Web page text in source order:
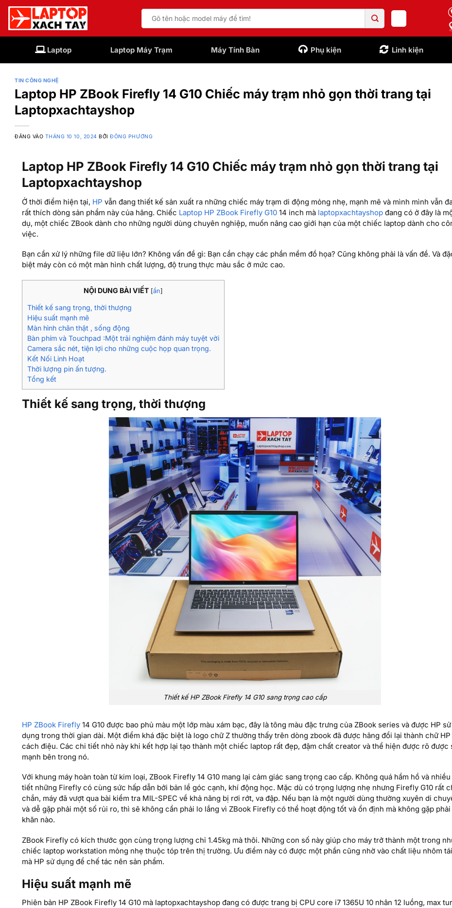
Bỏ
qua
nội
dung
Tìm
kiếm:
Laptop Laptop Máy Trạm Máy Tính Bàn Phụ kiện Linh kiện
TIN CÔNG NGHỆ
Laptop HP ZBook Firefly 14 G10 Chiếc máy trạm nhỏ gọn thời trang tại
Laptopxachtayshop
ĐĂNG VÀO THÁNG 10 10, 2024 BỞIĐÔNG PHƯƠNG
Laptop HP ZBook Firefly 14 G10 Chiếc máy trạm nhỏ gọn thời trang tại
Laptopxachtayshop
Ở thời điểm hiện tại, HP vẫn đang thiết kế sản xuất ra những chiếc máy trạm di động mỏng nhẹ, mạnh mẽ và mình mình vẫn
rất thích dòng sản phẩm này của hãng. Chiếc Laptop HP ZBook Firefly G10 14 inch mà laptopxachtayshop đang có ở đây là
dụ, một chiếc ZBook dành cho những người dùng chuyên nghiệp, muốn nâng cao giới hạn của một chiếc laptop dành cho
việc.
Bạn cần xử lý những file dữ liệu lớn? Không vấn đề gì: Bạn cần chạy các phần mềm đồ họa? Cũng không phải là vấn đề. Và
biệt máy còn có một màn hình chất lượng, độ trung thực màu sắc ở mức cao.
NỘI DUNG BÀI VIẾT [ẩn]
Thiết kế sang trọng, thời thượng
Hiệu suất mạnh mẽ
Màn hình chân thật , sống động
Bàn phím và Touchpad :Một trải nghiệm đánh máy tuyệt vời
Camera sắc nét, tiện lợi cho những cuộc họp quan trọng.
Kết Nối Linh Hoạt
Thời lượng pin ấn tượng.
Tổng kết
Thiết kế sang trọng, thời thượng
Thiết kế HP ZBook Firefly 14 G10 sang trọng cao cấp
HP ZBook Firefly 14 G10 được bao phủ màu một lớp màu xám bạc, đây là tông màu đặc trưng của ZBook series và được HP sử
dụng trong thời gian dài. Một điểm khá đặc biệt là logo chữ Z thường thấy trên dòng zbook đã được hãng đổi lại thành chữ HP
cách điệu. Các chi tiết nhỏ này khi kết hợp lại tạo thành một chiếc laptop rất đẹp, đậm chất creator và thể hiện được rõ được
mạnh bên trong nó.
Với khung máy hoàn toàn từ kim loại, ZBook Firefly 14 G10 mang lại cảm giác sang trọng cao cấp. Không quá hầm hồ và
tiết những Firefly có cùng sức hấp dẫn bởi bản lề góc cạnh, khí động học. Mặc dù có trọng lượng nhẹ nhưng Firefly G10 rất
chắn, máy đã vượt qua bài kiểm tra MIL-SPEC về khả năng bị rơi rớt, va đập. Nếu bạn là một người dùng thường xuyên di
và dễ gặp phải một số rủi ro, thì sẽ không cần phải lo lắng vì ZBook Firefly có thể hoạt động tốt và ổn định mà không gặp
khăn nào.
ZBook Firefly có kích thước gọn cùng trọng lượng chỉ 1.45kg mà thôi. Những con số này giúp cho máy trở thành một trong
chiếc laptop workstation mỏng nhẹ thuộc tóp trên thị trường. Ưu điểm này có được một phần cũng nhờ vào chất liệu nhôm
mà HP sử dụng để chế tác nên sản phẩm.
Hiệu suất mạnh mẽ
Phiên bản HP ZBook Firefly 14 G10 mà laptopxachtayshop đang có được trang bị CPU core i7 1365U 10 nhân 12 luồng, max